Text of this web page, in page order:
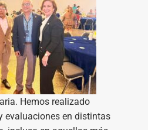
Hemos realizado
evaluaciones en distintas